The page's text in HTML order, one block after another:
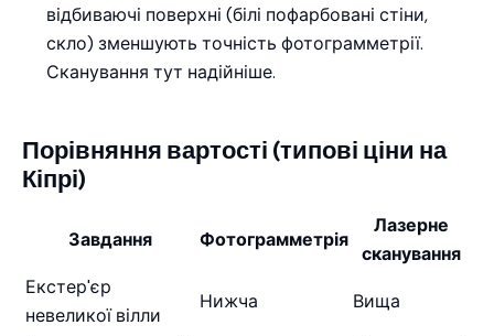
відбиваючі поверхні (білі пофарбовані стіни,
скло) зменшують точність фотограмметрії.
Сканування тут надійніше.
Порівняння вартості (типові ціни на
Кіпрі)
Завдання Фотограмметрія
Лазерне
сканування
Екстер'єр
невеликої вілли
Нижча Вища